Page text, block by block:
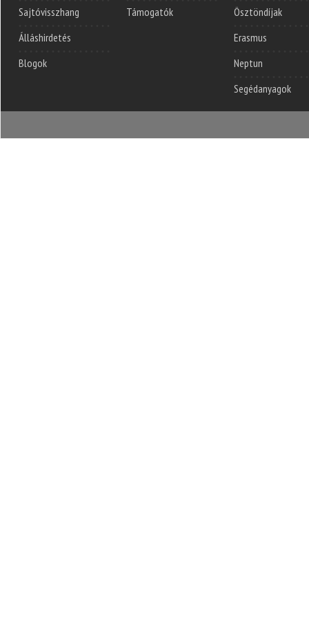
Sajtóvisszhang
Álláshirdetés
Blogok
Támogatók
Ösztöndíjak
Erasmus
Neptun
Segédanyagok